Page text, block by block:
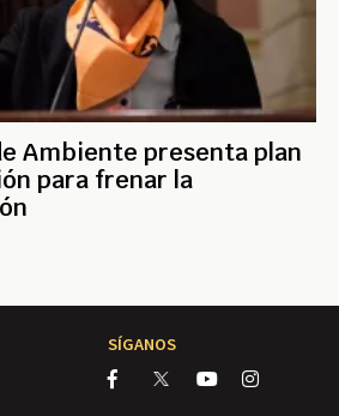
Ambiente presenta plan
para frenar la
SÍGANOS